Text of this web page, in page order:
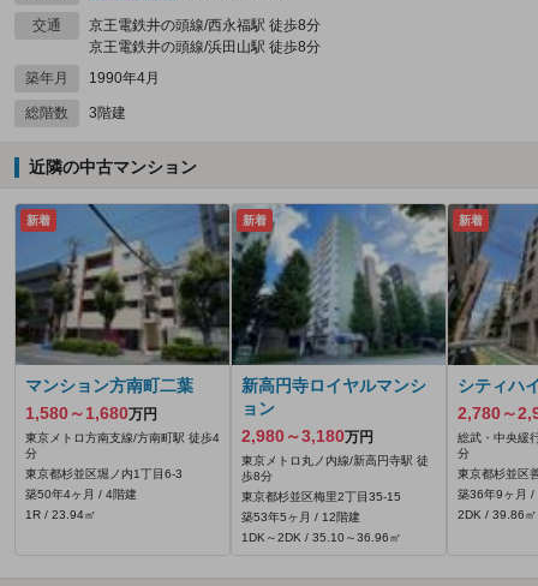
交通
京王電鉄井の頭線/西永福駅 徒歩8分
京王電鉄井の頭線/浜田山駅 徒歩8分
築年月
1990年4月
総階数 3階建
近隣の中古マンション
新着
マンション方南町二葉
1,580～1,680万円
東京メトロ方南支線/方南町駅 徒歩4
分
東京都杉並区堀ノ内1丁目6-3
築50年4ヶ月 / 4階建
1R / 23.94㎡
新着
新高円寺ロイヤルマンシ
ョン
2,980～3,180万円
東京メトロ丸ノ内線/新高円寺駅 徒
歩8分
東京都杉並区梅里2丁目35-15
築53年5ヶ月 / 12階建
1DK～2DK / 35.10～36.96㎡
新着
シティハ
2,780～
総武・中央緩
分
東京都杉並区
築36年9ヶ月 /
2DK / 39.86㎡